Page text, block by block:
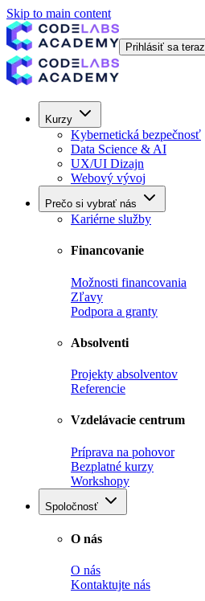
Skip to main content
Prihlásiť sa teraz
Kurzy
Kybernetická bezpečnosť
Data Science & AI
UX/UI Dizajn
Webový vývoj
Prečo si vybrať nás
Kariérne služby
Financovanie
Možnosti financovania
Zľavy
Podpora a granty
Absolventi
Projekty absolventov
Referencie
Vzdelávacie centrum
Príprava na pohovor
Bezplatné kurzy
Workshopy
Spoločnosť
O nás
O nás
Kontaktujte nás